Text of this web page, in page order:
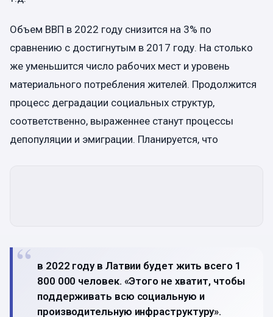
Объем ВВП в 2022 году снизится на 3% по
сравнению с достигнутым в 2017 году. На столько
же уменьшится число рабочих мест и уровень
материального потребления жителей. Продолжится
процесс деградации социальных структур,
соответственно, выраженнее станут процессы
депопуляции и эмиграции. Планируется, что
в 2022 году в Латвии будет жить всего 1
800 000 человек. «Этого не хватит, чтобы
поддерживать всю социальную и
производительную инфраструктуру».